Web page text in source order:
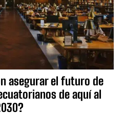
asegurar el futuro de
de aquí al